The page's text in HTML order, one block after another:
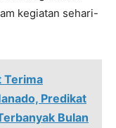
kegiatan sehari-
Terima
Predikat
Bulan